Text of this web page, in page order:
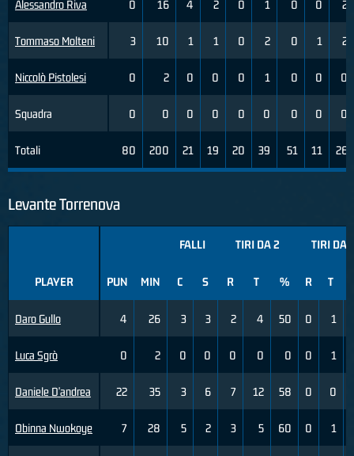
Alessandro Riva
Tommaso Molteni
Niccolò Pistolesi
Squadra
Totali
0 16 4 2 0 1 0 0 2
3 10 1 1 0 2 0 1 2
0 2 0 0 0 1 0 0 0
0 0 0 0 0 0 0 0 0
80 200 21 19 20 39 51 11 26
Levante Torrenova
PLAYER
Daro Gullo
Luca Sgrò
Daniele D'andrea
Obinna Nwokoye
FALLI TIRI DA 2 TIRI DA
PUN MIN C S R T % R T
4 26 3 3 2 4 50 0 1
0 2 0 0 0 0 0 0 1
22 35 3 6 7 12 58 0 0
7 28 5 2 3 5 60 0 1